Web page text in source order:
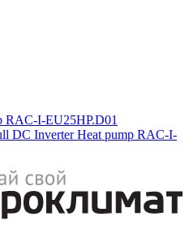
RAC-I-EU25HP.D01
DC Inverter Heat pump RAC-I-